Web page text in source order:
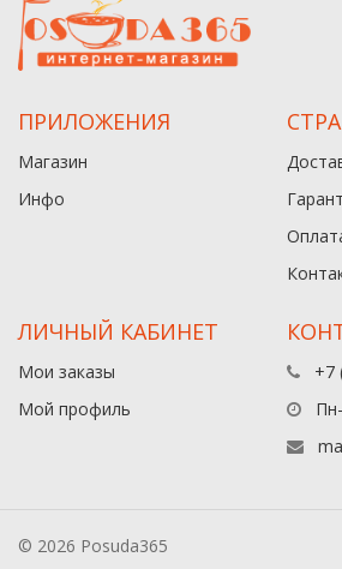
ПРИЛОЖЕНИЯ
Магазин
Инфо
ЛИЧНЫЙ КАБИНЕТ
Мои заказы
Мой профиль
+7
© 2026 Posuda365